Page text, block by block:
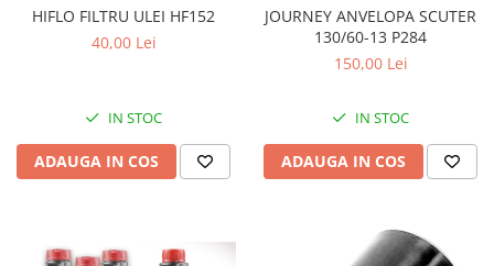
HIFLO FILTRU ULEI HF152
40,00 Lei
IN STOC
ADAUGA IN COS
JOURNEY ANVELOPA SCUTER
130/60-13 P284
150,00 Lei
IN STOC
ADAUGA IN COS